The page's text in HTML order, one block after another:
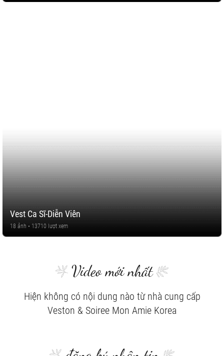
Vest Ca Sĩ-Diễn Viên
18 ảnh • 13710 lượt xem
Video mới nhất
Hiện không có nội dung nào từ nhà cung cấp
Veston & Soiree Mon Amie Korea